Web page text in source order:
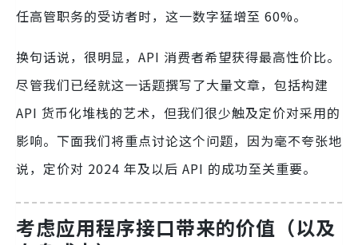
任高管职务的受访者时，这一数字猛增至 60%。
换句话说，很明显，API 消费者希望获得最高性价比。
尽管我们已经就这一话题撰写了大量文章，包括构建
API 货币化堆栈的艺术，但我们很少触及定价对采用的
影响。下面我们将重点讨论这个问题，因为毫不夸张地
说，定价对 2024 年及以后 API 的成功至关重要。
考虑应用程序接口带来的价值（以及